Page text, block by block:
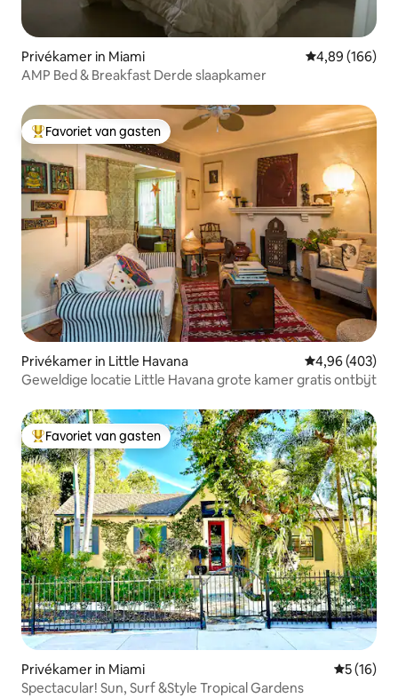
Privékamer in Miami Gemiddelde
4,89 (166)
AMP Bed & Breakfast Derde slaapkamer
Topfavoriet van gasten
Favoriet van gasten
Privékamer in Little Havana Gemiddelde
4,96 (403)
Geweldige locatie Little Havana grote kamer gratis ontbijt
Topfavoriet van gasten
Favoriet van gasten
Privékamer in Miami
5 (16)
Spectacular! Sun, Surf &Style Tropical Gardens